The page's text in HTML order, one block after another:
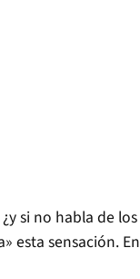
si no habla de los
esta sensación. En